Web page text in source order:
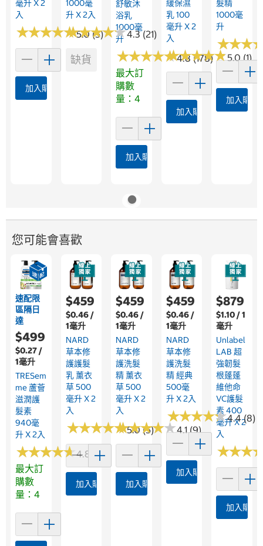
毫升 X 2
入
★★★★★
★★★★★5.0 (5)
加入購物車
1000毫
升 X 2入
★★★★★
★★★★★4.3 (21)
缺貨
舒敏沐
浴乳
1000毫
升
★★★★★
★★★★★4.8 (178)
最大訂
購數
量：4
加入購物車
緩保濕
乳 100
毫升 X 2
入
★★★★★
★★★★★5.0 (1)
加入購物車
髮精
1000毫
升
★★★
★★★
加入購物
您可能會喜歡
速配限
區隔日
達
$499
$0.27 /
1毫升
TRESem
Me 蘆薈
滋潤護
髮素
940毫
升 X 2入
★★★★★
★★★★★4.8 (36)
最大訂
購數
量：4
$459
$0.46 /
1毫升
NARD
草本修
護護髮
乳 薰衣
草 500
毫升 X 2
入
★★★★★
★★★★★5.0 (5)
加入購物車
$459
$0.46 /
1毫升
NARD
草本修
護洗髮
精 薰衣
草 500
毫升 X 2
入
★★★★★
★★★★★4.1 (9)
加入購物車
$459
$0.46 /
1毫升
NARD
草本修
護洗髮
精 經典
500毫
升 X 2入
★★★★★
★★★★★4.4 (8)
加入購物車
$879
$1.10 / 1
毫升
Unlabel
LAB 超
強韌髮
根蓬蓬
維他命
VC護髮
素 400
毫升 X 2
入
★★★
★★★
加入購物